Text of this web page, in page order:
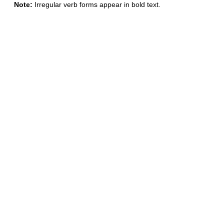
Note: Irregular verb forms appear in bold text.